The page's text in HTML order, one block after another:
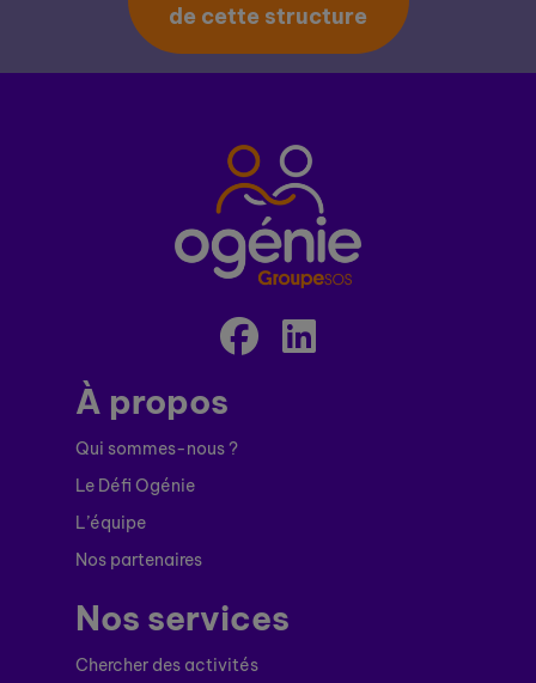
de cette structure
À propos
Qui sommes-nous ?
Le Défi Ogénie
L’équipe
Nos partenaires
Nos services
Chercher des activités